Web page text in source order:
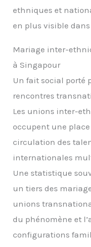
ethniques et
en plus visible
Mariage inter-
à Singapour
Un fait social porté
rencontres
Les unions inter-
occupent une
circulation des
internationales
Une statistique
un tiers des
unions
du phénomène et
configurations